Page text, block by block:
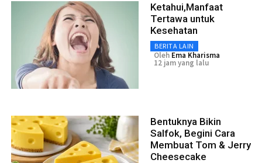
Ketahui,Manfaat
Tertawa untuk
Kesehatan
BERITA LAIN
Oleh Ema Kharisma
12 jam yang lalu
Bentuknya Bikin
Salfok, Begini Cara
Membuat Tom & Jerry
Cheesecake